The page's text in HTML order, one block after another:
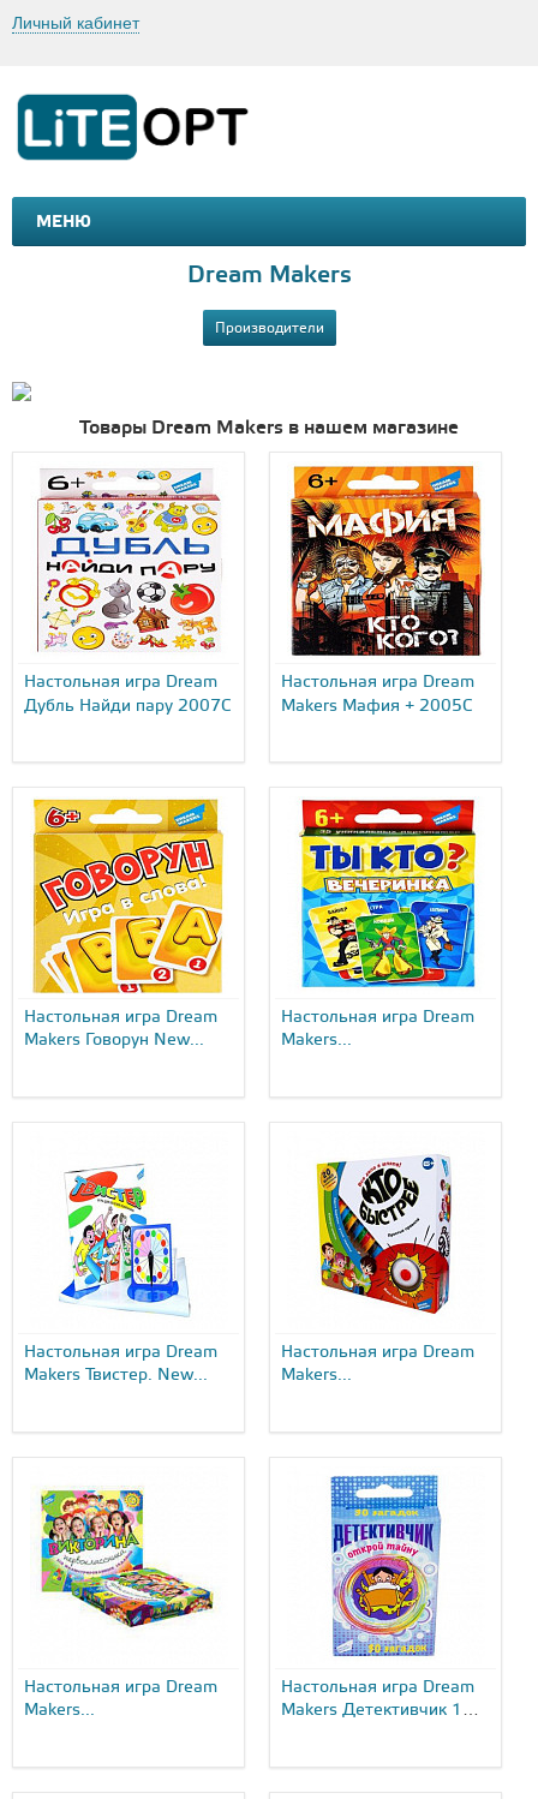
Личный кабинет
МЕНЮ
МАШИНКИ И МОТОЦИКЛЫ
Dream Makers
Производители
Товары Dream Makers в нашем магазине
Настольная игра Dream
Дубль Найди пару 2007C
Настольная игра Dream
Makers Мафия + 2005C
Настольная игра Dream
Makers Говорун New...
Настольная игра Dream
Makers...
Настольная игра Dream
Makers Твистер. New...
Настольная игра Dream
Makers...
Настольная игра Dream
Makers...
Настольная игра Dream
Makers Детективчик 1